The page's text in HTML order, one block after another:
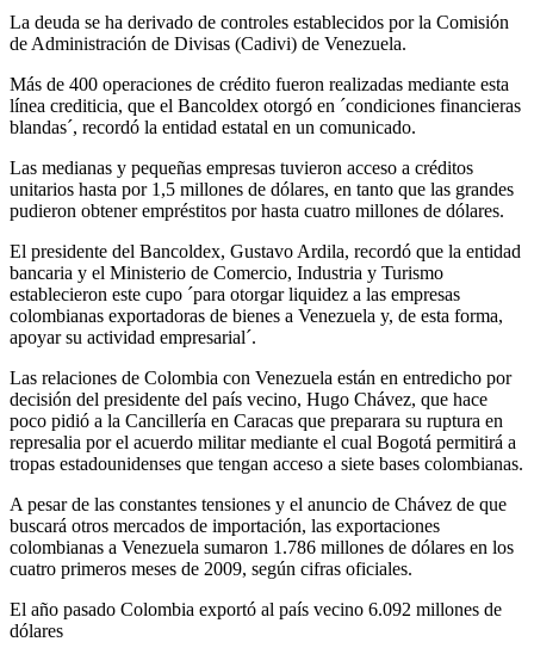
La deuda se ha derivado de controles establecidos por la Comisión
de Administración de Divisas (Cadivi) de Venezuela.
Más de 400 operaciones de crédito fueron realizadas mediante esta
línea crediticia, que el Bancoldex otorgó en ´condiciones financieras
blandas´, recordó la entidad estatal en un comunicado.
Las medianas y pequeñas empresas tuvieron acceso a créditos
unitarios hasta por 1,5 millones de dólares, en tanto que las grandes
pudieron obtener empréstitos por hasta cuatro millones de dólares.
El presidente del Bancoldex, Gustavo Ardila, recordó que la entidad
bancaria y el Ministerio de Comercio, Industria y Turismo
establecieron este cupo ´para otorgar liquidez a las empresas
colombianas exportadoras de bienes a Venezuela y, de esta forma,
apoyar su actividad empresarial´.
Las relaciones de Colombia con Venezuela están en entredicho por
decisión del presidente del país vecino, Hugo Chávez, que hace
poco pidió a la Cancillería en Caracas que preparara su ruptura en
represalia por el acuerdo militar mediante el cual Bogotá permitirá a
tropas estadounidenses que tengan acceso a siete bases colombianas.
A pesar de las constantes tensiones y el anuncio de Chávez de que
buscará otros mercados de importación, las exportaciones
colombianas a Venezuela sumaron 1.786 millones de dólares en los
cuatro primeros meses de 2009, según cifras oficiales.
El año pasado Colombia exportó al país vecino 6.092 millones de
dólares